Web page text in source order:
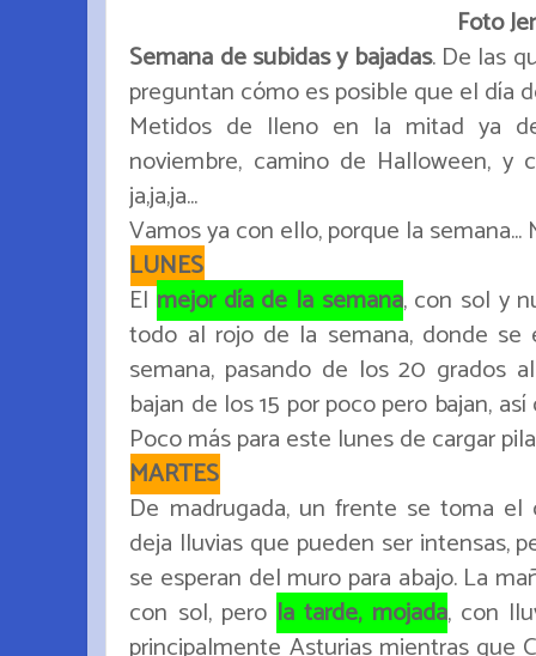
Foto
Semana de subidas y bajadas. De las
preguntan cómo es posible que el día
Metidos de lleno en la mitad ya
noviembre, camino de Halloween, y
ja,ja,ja...
Vamos ya con ello, porque la semana...
LUNES
Elmejor día de la semana, con sol y
todo al rojo de la semana, donde se
semana, pasando de los 20 grados
bajan de los 15 por poco pero bajan,
Poco más para este lunes de cargar
MARTES
De madrugada, un frente se toma
deja lluvias que pueden ser intensas,
se esperan del muro para abajo. La
con sol, pero la tarde, mojada, con
principalmente Asturias mientras que